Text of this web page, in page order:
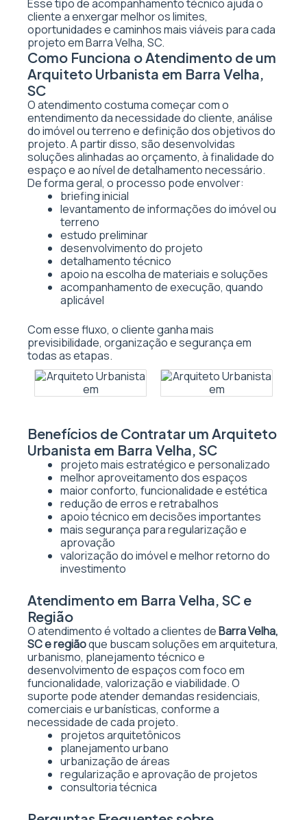
Esse tipo de acompanhamento técnico ajuda o
cliente a enxergar melhor os limites,
oportunidades e caminhos mais viáveis para cada
projeto em Barra Velha, SC.
Como Funciona o Atendimento de um
Arquiteto Urbanista em Barra Velha,
SC
O atendimento costuma começar com o
entendimento da necessidade do cliente, análise
do imóvel ou terreno e definição dos objetivos do
projeto. A partir disso, são desenvolvidas
soluções alinhadas ao orçamento, à finalidade do
espaço e ao nível de detalhamento necessário.
De forma geral, o processo pode envolver:
briefing inicial
levantamento de informações do imóvel ou
terreno
estudo preliminar
desenvolvimento do projeto
detalhamento técnico
apoio na escolha de materiais e soluções
acompanhamento de execução, quando
aplicável
Com esse fluxo, o cliente ganha mais
previsibilidade, organização e segurança em
todas as etapas.
Benefícios de Contratar um Arquiteto
Urbanista em Barra Velha, SC
projeto mais estratégico e personalizado
melhor aproveitamento dos espaços
maior conforto, funcionalidade e estética
redução de erros e retrabalhos
apoio técnico em decisões importantes
mais segurança para regularização e
aprovação
valorização do imóvel e melhor retorno do
investimento
Atendimento em Barra Velha, SC e
Região
O atendimento é voltado a clientes deBarra Velha,
SC e regiãoque buscam soluções em arquitetura,
urbanismo, planejamento técnico e
desenvolvimento de espaços com foco em
funcionalidade, valorização e viabilidade. O
suporte pode atender demandas residenciais,
comerciais e urbanísticas, conforme a
necessidade de cada projeto.
projetos arquitetônicos
planejamento urbano
urbanização de áreas
regularização e aprovação de projetos
consultoria técnica